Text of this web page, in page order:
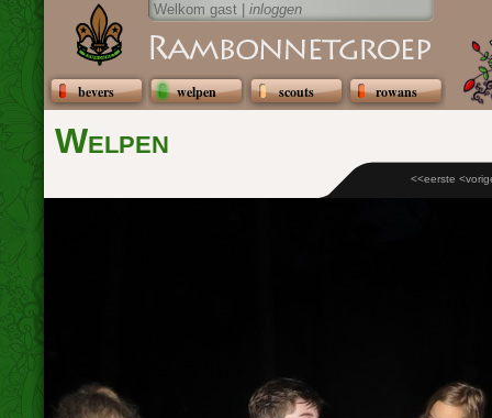
Welkom gast | inloggen
bevers welpen scouts rowans
Welpen
<<eerste